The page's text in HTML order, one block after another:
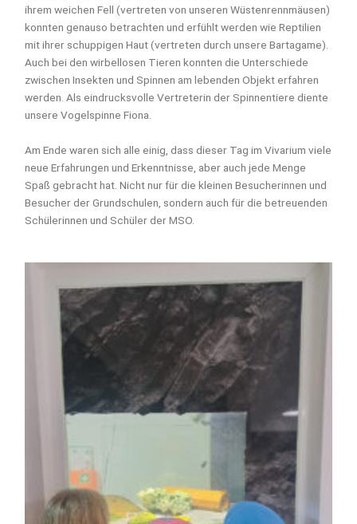
ihrem weichen Fell (vertreten von unseren Wüstenrennmäusen)
konnten genauso betrachten und erfühlt werden wie Reptilien
mit ihrer schuppigen Haut (vertreten durch unsere Bartagame).
Auch bei den wirbellosen Tieren konnten die Unterschiede
zwischen Insekten und Spinnen am lebenden Objekt erfahren
werden. Als eindrucksvolle Vertreterin der Spinnentiere diente
unsere Vogelspinne Fiona.
Am Ende waren sich alle einig, dass dieser Tag im Vivarium viele
neue Erfahrungen und Erkenntnisse, aber auch jede Menge
Spaß gebracht hat. Nicht nur für die kleinen Besucherinnen und
Besucher der Grundschulen, sondern auch für die betreuenden
Schülerinnen und Schüler der MSO.